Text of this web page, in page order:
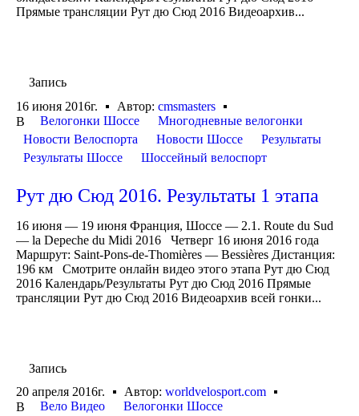
Прямые трансляции Рут дю Сюд 2016 Видеоархив...
Запись
16 июня 2016г.
Автор: cmsmasters
В
Велогонки Шоссе
Многодневные велогонки
Новости Велоспорта
Новости Шоссе
Результаты
Результаты Шоссе
Шоссейный велоспорт
Рут дю Сюд 2016. Результаты 1 этапа
16 июня — 19 июня Франция, Шоссе — 2.1. Route du Sud
— la Depeche du Midi 2016 Четверг 16 июня 2016 года
Маршрут: Saint-Pons-de-Thomières — Bessières Дистанция:
196 км Смотрите онлайн видео этого этапа Рут дю Сюд
2016 Календарь/Результаты Рут дю Сюд 2016 Прямые
трансляции Рут дю Сюд 2016 Видеоархив всей гонки...
Запись
20 апреля 2016г.
Автор: worldvelosport.com
В
Вело Видео
Велогонки Шоссе